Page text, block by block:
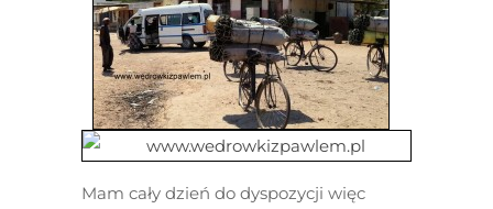
Mam cały dzień do dyspozycji więc